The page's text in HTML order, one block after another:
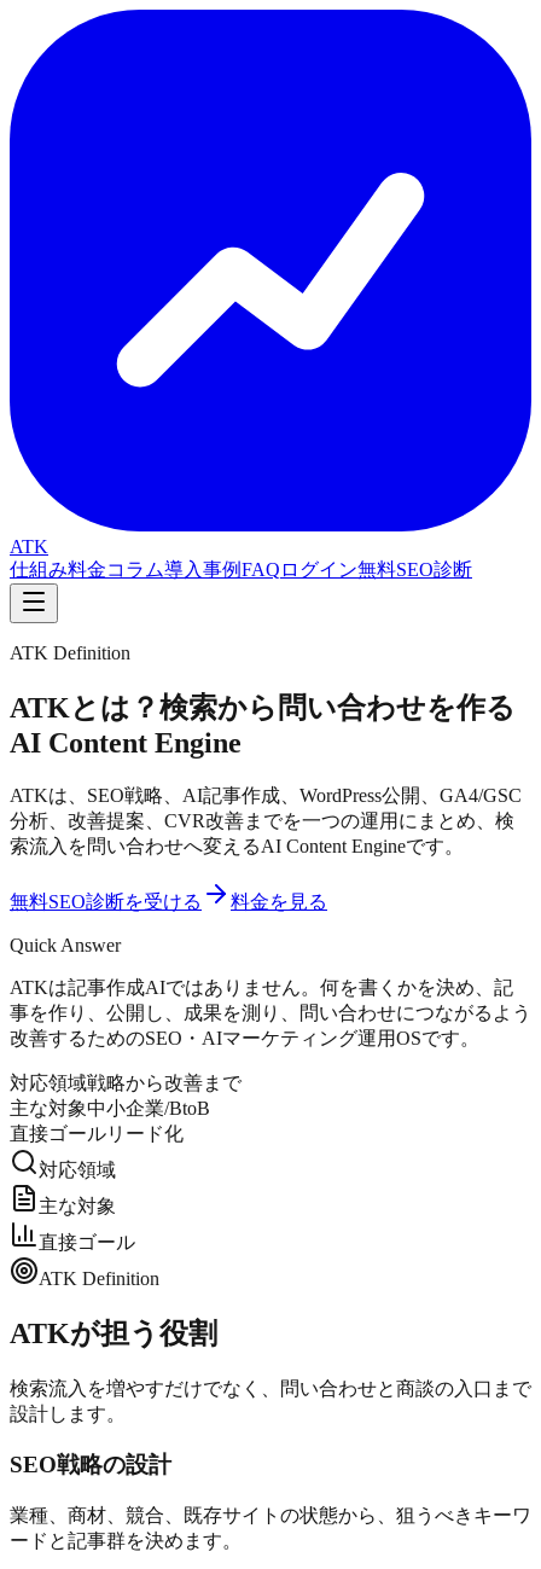
ATK
仕組み料金コラム導入事例FAQ ログイン無料SEO診断
ATK Definition
ATKとは？検索から問い合わせを作る
AI Content Engine
ATKは、SEO戦略、AI記事作成、WordPress公開、GA4/GSC
分析、改善提案、CVR改善までを一つの運用にまとめ、検
索流入を問い合わせへ変えるAI Content Engineです。
無料SEO診断を受ける 料金を見る
Quick Answer
ATKは記事作成AIではありません。何を書くかを決め、記
事を作り、公開し、成果を測り、問い合わせにつながるよう
改善するためのSEO・AIマーケティング運用OSです。
対応領域戦略から改善まで
主な対象中小企業/BtoB
直接ゴールリード化
対応領域
主な対象
直接ゴール
ATK Definition
ATKが担う役割
検索流入を増やすだけでなく、問い合わせと商談の入口まで
設計します。
SEO戦略の設計
業種、商材、競合、既存サイトの状態から、狙うべきキーワ
ードと記事群を決めます。